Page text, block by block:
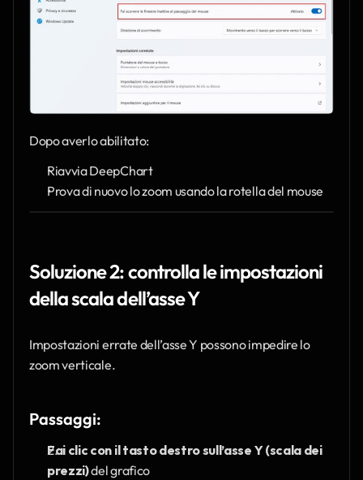
Dopo averlo abilitato:
Riavvia DeepChart
Prova di nuovo lo zoom usando la rotella del mouse
Soluzione 2: controlla le impostazioni
della scala dell’asse Y
Impostazioni errate dell’asse Y possono impedire lo
zoom verticale.
Passaggi:
Fai clic con il tasto destro sull’asse Y (scala dei
prezzi) del grafico